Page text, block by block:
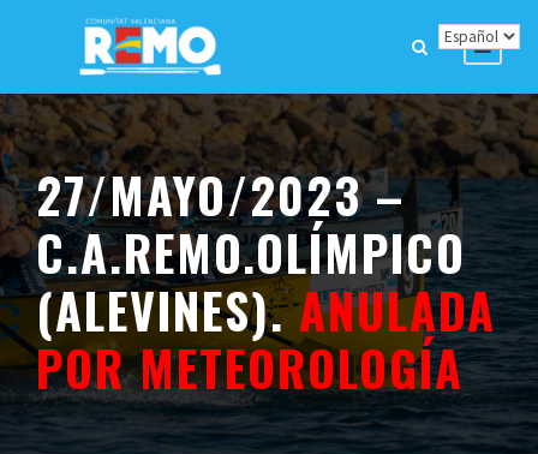
27/MAYO/2023 –
C.A.REMO.OLÍMPICO
(ALEVINES).ANULADA
POR METEOROLOGÍA